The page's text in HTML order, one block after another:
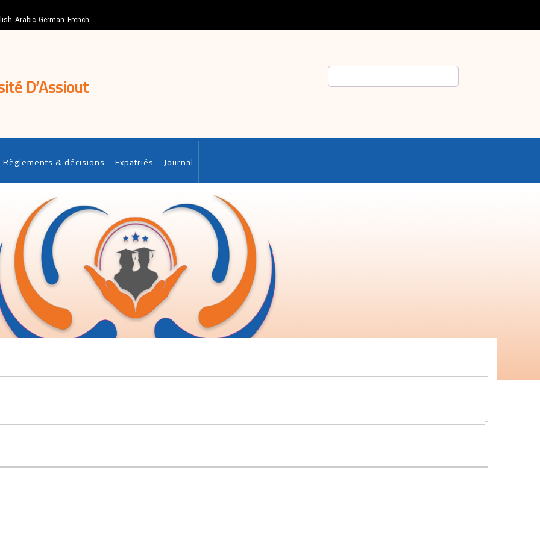
Arabic German French
D’Assiout
Règlements & décisions Expatriés Journal